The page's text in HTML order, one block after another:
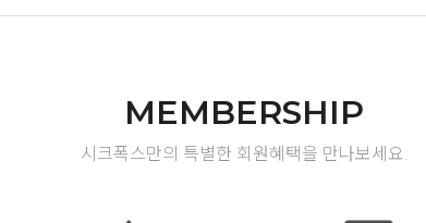
MEMBERSHIP
시크폭스만의 특별한 회원혜택을 만나보세요.